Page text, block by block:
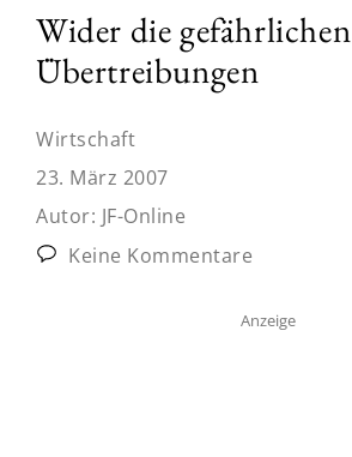
Wider die gefährlichen
Übertreibungen
Wirtschaft
23. März 2007
Autor: JF-Online
Keine Kommentare
Anzeige